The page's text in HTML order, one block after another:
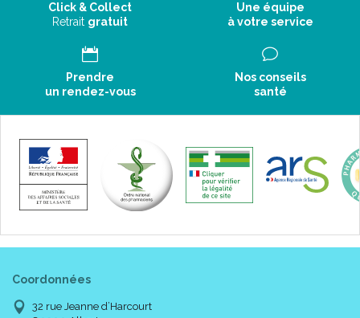
Click & Collect
Retrait gratuit
Une équipe
à votre service
Prendre
un rendez-vous
Nos conseils
santé
Coordonnées
32 rue Jeanne d’Harcourt